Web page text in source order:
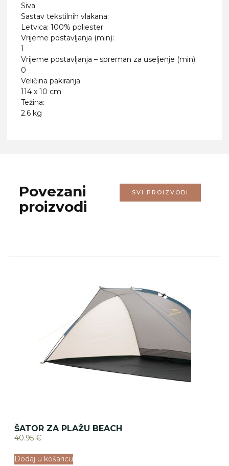
Siva
Sastav tekstilnih vlakana:
Letvica: 100% poliester
Vrijeme postavljanja (min):
1
Vrijeme postavljanja – spreman za useljenje (min):
0
Veličina pakiranja:
114 x 10 cm
Težina:
2.6 kg
Povezani
proizvodi
SVI PROIZVODI
ŠATOR ZA PLAŽU BEACH
40.95 €
Dodaj u košaricu